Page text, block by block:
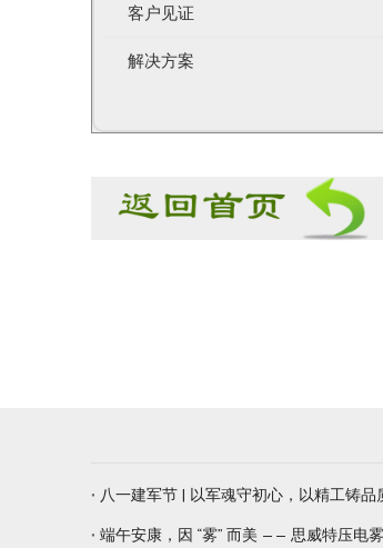
客户见证
解决方案
八一建军节 | 以军魂守初心，以精工铸品
端午安康，因 “雾” 而美 —— 思威特压电